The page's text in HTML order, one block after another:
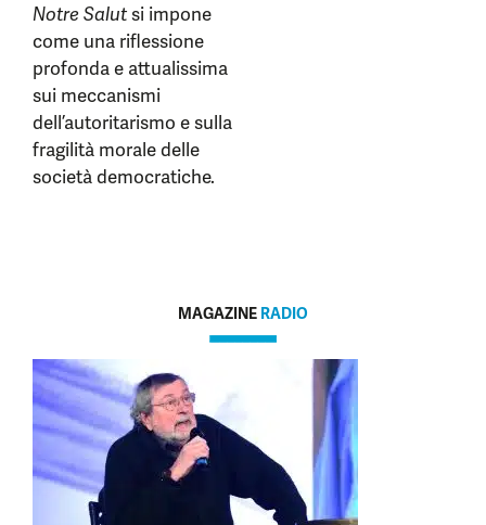
Notre Salutsi impone
come una riflessione
profonda e attualissima
sui meccanismi
dell’autoritarismo e sulla
fragilità morale delle
società democratiche.
MAGAZINE RADIO